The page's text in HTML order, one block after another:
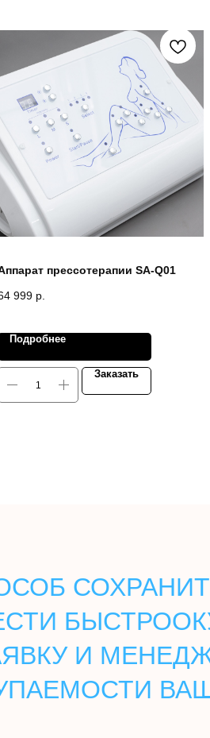
прессотерапии SA-Q01
999 р.
Подробнее
Заказать
И